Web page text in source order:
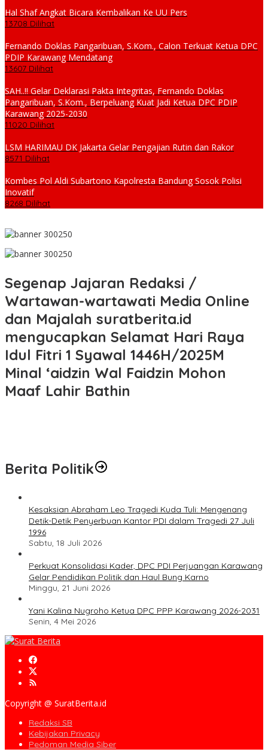
Hal Shaf Angkat Bicara Kembalikan Ke UU Pers
13708 Dilihat
Fernando Doklas Pangaribuan, S.Kom., Calon Terkuat Ketua DPC
PDIP Karawang Mendatang
13607 Dilihat
SAH..!! Gelar Deklarasi Pakta Integritas, Fernando Doklas
Pangaribuan, S.Kom., Berpeluang Kuat Jadi Ketua DPC PDIP
Karawang 2025-2030
11020 Dilihat
LSM HARIMAU DK Jakarta Gelar Pengajian Rutin dan Rakor
8571 Dilihat
Kombes Pol Aldi Subartono Kapolresta Bandung Sosok Polisi
Inovatif
8268 Dilihat
Segenap Jajaran Redaksi /
Wartawan-wartawati Media Online
dan Majalah suratberita.id
mengucapkan Selamat Hari Raya
Idul Fitri 1 Syawal 1446H/2025M
Minal ‘aidzin Wal Faidzin Mohon
Maaf Lahir Bathin
Berita Politik
Kesaksian Abraham Leo Tragedi Kuda Tuli: Mengenang
Detik-Detik Penyerbuan Kantor PDI dalam Tragedi 27 Juli
1996
Sabtu, 18 Juli 2026
Perkuat Konsolidasi Kader, DPC PDI Perjuangan Karawang
Gelar Pendidikan Politik dan Haul Bung Karno
Minggu, 21 Juni 2026
Yani Kalina Nugroho Ketua DPC PPP Karawang 2026-2031
Senin, 4 Mei 2026
Copyright @ SuratBerita.id
Redaksi SB
Kebijakan Privacy
Pedoman Media Siber